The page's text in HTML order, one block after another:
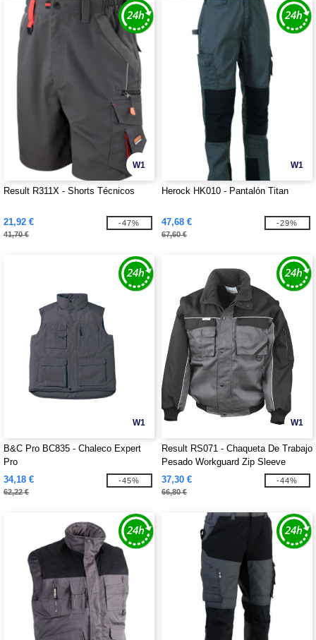
W1
Result R311X - Shorts Técnicos
21,92 €
41,70 €
-47%
W1
Herock HK010 - Pantalón Titan
47,68 €
67,60 €
-29%
W1
B&C Pro BC835 - Chaleco Expert
Pro
34,18 €
62,22 €
-45%
W1
Result RS071 - Chaqueta De Trabajo
Pesado Workguard Zip Sleeve
37,30 €
66,80 €
-44%